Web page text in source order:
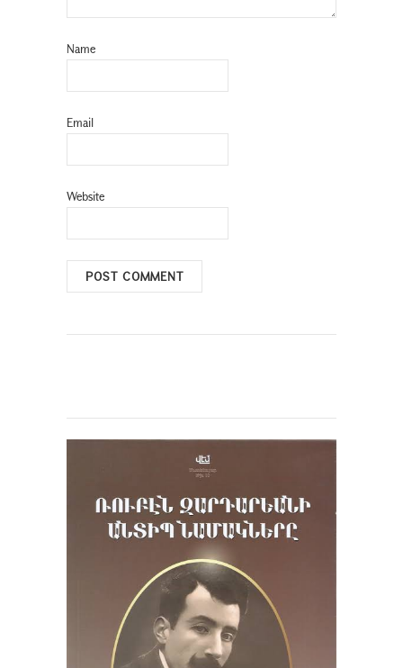
Name
Email
Website